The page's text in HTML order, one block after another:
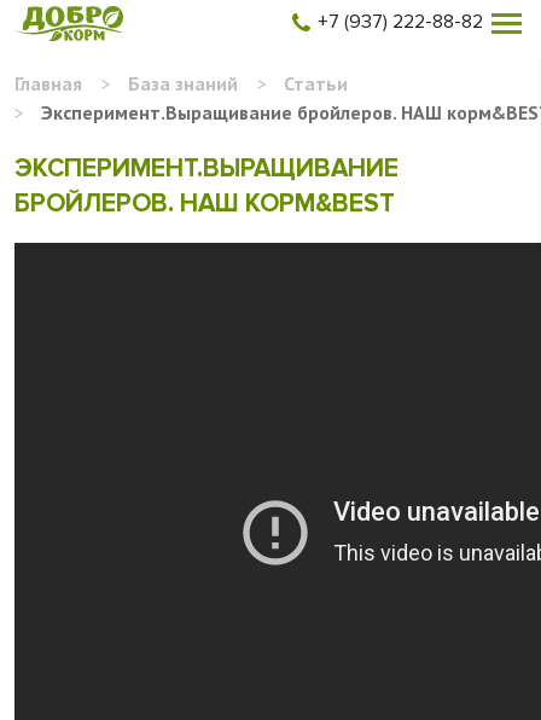
+7 (937) 222-88-82
Главная > База знаний >
Статьи
>
Эксперимент.Выращивание бройлеров. НАШ
ЭКСПЕРИМЕНТ.ВЫРАЩИВАНИЕ
БРОЙЛЕРОВ. НАШ КОРМ&BEST